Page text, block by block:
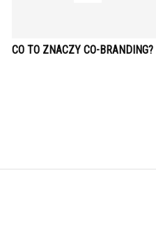
CO TO ZNACZY CO-BRANDING?